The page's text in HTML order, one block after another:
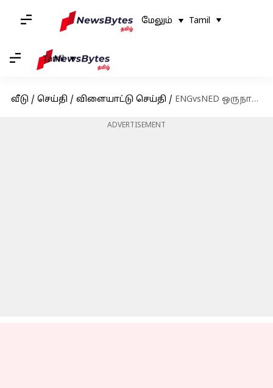
மேலும் Tamil
Tamil
வீடு / செய்தி / விளையாட்டு செய்தி / ENGvsNED ஒருநாள் உலகக்கோப்பை : டாஸ் வென்ற இங்கிலாந்து முதலில் பேட்டிங் செய்ய முடிவு
ADVERTISEMENT